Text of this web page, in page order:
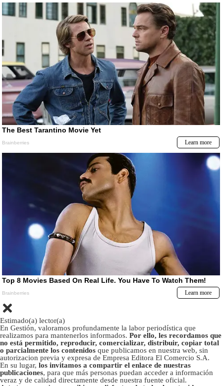
Estimado(a) lector(a)
En Gestión, valoramos profundamente la labor periodística que
realizamos para mantenerlos informados. Por ello, les recordamos que
no está permitido, reproducir, comercializar, distribuir, copiar total
o parcialmente los contenidos que publicamos en nuestra web, sin
autorizacion previa y expresa de Empresa Editora El Comercio S.A.
En su lugar, los invitamos a compartir el enlace de nuestras
publicaciones, para que más personas puedan acceder a información
veraz y de calidad directamente desde nuestra fuente oficial.